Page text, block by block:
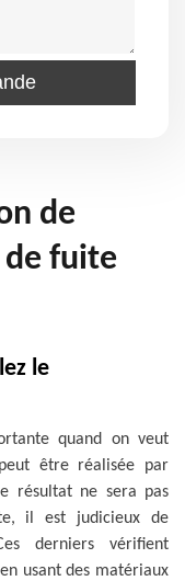
de
fuite
le
quand on veut
être réalisée par
résultat ne sera pas
il est judicieux de
derniers vérifient
usant des matériaux